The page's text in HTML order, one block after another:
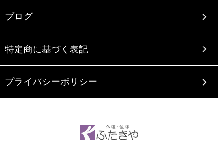
ブログ
特定商に基づく表記
プライバシーポリシー